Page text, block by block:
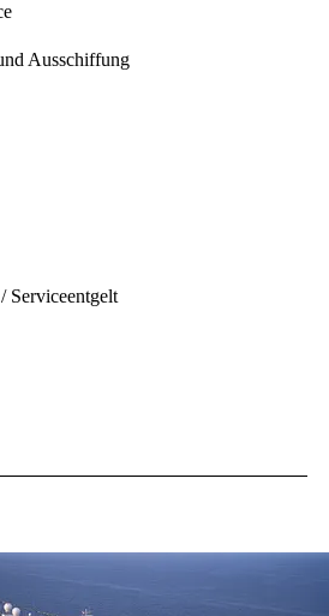
Ausschiffung
Serviceentgelt